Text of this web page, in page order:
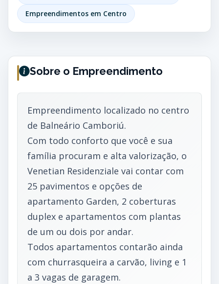
Empreendimentos em Centro
Sobre o Empreendimento
Empreendimento localizado no centro
de Balneário Camboriú.
Com todo conforto que você e sua
família procuram e alta valorização, o
Venetian Residenziale vai contar com
25 pavimentos e opções de
apartamento Garden, 2 coberturas
duplex e apartamentos com plantas
de um ou dois por andar.
Todos apartamentos contarão ainda
com churrasqueira a carvão, living e 1
a 3 vagas de garagem.